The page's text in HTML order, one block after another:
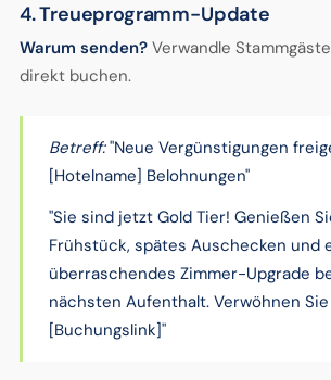
4. Treueprogramm-Update
Warum senden?Verwandle
direkt buchen.
Betreff:"Neue Vergünstigungen
[Hotelname] Belohnungen"
"Sie sind jetzt Gold Tier! Genießen
Frühstück, spätes Auschecken und
überraschendes Zimmer-Upgrade
nächsten Aufenthalt. Verwöhnen
[Buchungslink]"